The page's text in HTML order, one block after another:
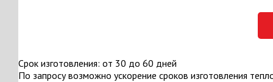
Срок изготовления: от 30 до 60 дней
По запросу возможно ускорение сроков изготовления